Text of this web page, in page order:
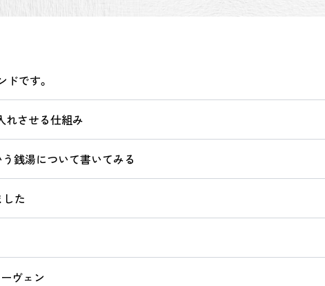
です。
れさせる仕組み
う銭湯について書いてみる
た
ヴェン